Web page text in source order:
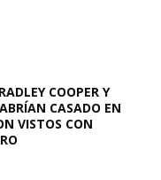
COOPER Y
CASADO EN
VISTOS CON